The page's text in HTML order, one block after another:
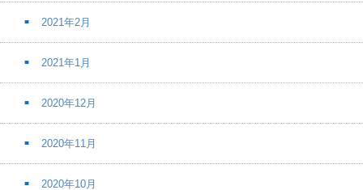
2021年2月
2021年1月
2020年12月
2020年11月
2020年10月